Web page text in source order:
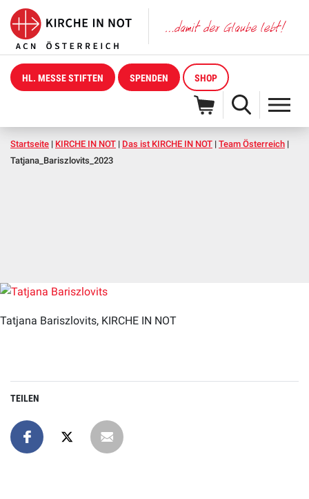
HL. MESSE STIFTEN SPENDEN SHOP
Startseite | KIRCHE IN NOT | Das ist KIRCHE IN NOT | Team Österreich |
Tatjana_Bariszlovits_2023
Tatjana Bariszlovits, KIRCHE IN NOT
TEILEN